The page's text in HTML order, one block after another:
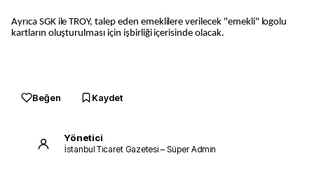
Ayrıca SGK ile TROY, talep eden emeklilere verilecek "emekli" logolu
kartların oluşturulması için işbirliği içerisinde olacak.
Beğen Kaydet
Yönetici
İstanbul Ticaret Gazetesi – Süper Admin